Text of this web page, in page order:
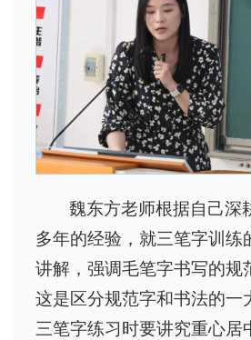
魏东方老师根据自己深
多年的经验，就三笔字训练
讲解，强调毛笔字书写的规
这是区分规范字和书法的一
三笔字练习时要讲究重心居